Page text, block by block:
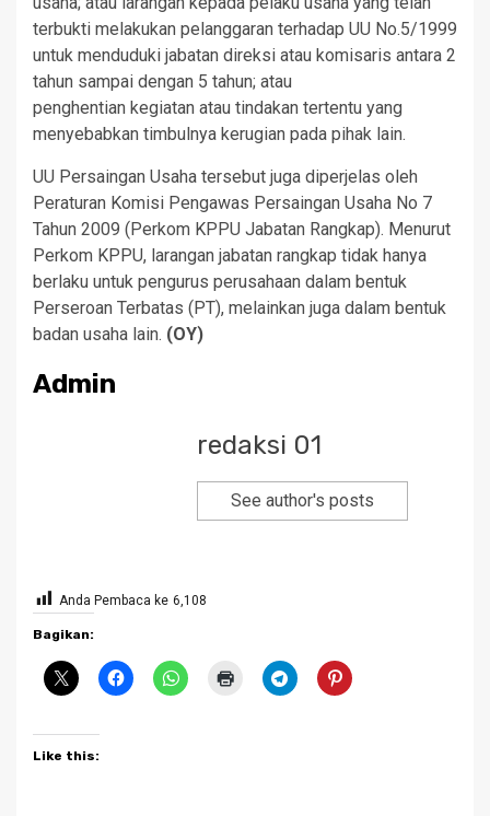
terbukti melakukan pelanggaran terhadap UU No.5/1999
untuk menduduki jabatan direksi atau komisaris antara 2
tahun sampai dengan 5 tahun; atau
penghentian kegiatan atau tindakan tertentu yang
menyebabkan timbulnya kerugian pada pihak lain.
UU Persaingan Usaha tersebut juga diperjelas oleh
Peraturan Komisi Pengawas Persaingan Usaha No 7
Tahun 2009 (Perkom KPPU Jabatan Rangkap). Menurut
Perkom KPPU, larangan jabatan rangkap tidak hanya
berlaku untuk pengurus perusahaan dalam bentuk
Perseroan Terbatas (PT), melainkan juga dalam bentuk
badan usaha lain. (OY)
Admin
redaksi 01
See author's posts
Anda Pembaca ke 6,108
Bagikan:
Like this: